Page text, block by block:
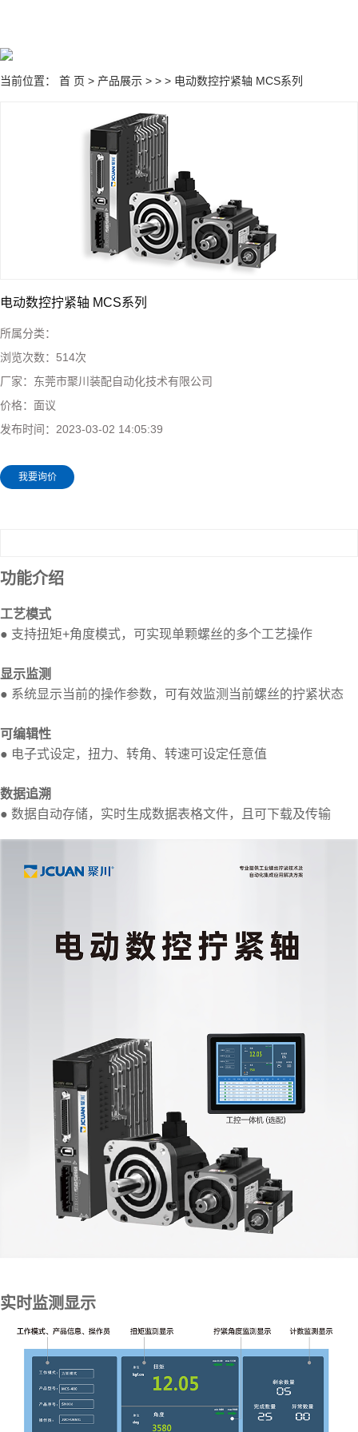
当前位置： 首 页 > 产品展示 > > > 电动数控拧紧轴 MCS系列
电动数控拧紧轴 MCS系列
所属分类：
浏览次数： 514次
厂家： 东莞市聚川装配自动化技术有限公司
价格：面议
发布时间： 2023-03-02 14:05:39
我要询价
功能介绍
工艺模式
● 支持扭矩+角度模式，可实现单颗螺丝的多个工艺操作
显示监测
● 系统显示当前的操作参数，可有效监测当前螺丝的拧紧状态
可编辑性
● 电子式设定，扭力、转角、转速可设定任意值
数据追溯
● 数据自动存储，实时生成数据表格文件，且可下载及传输
实时监测显示